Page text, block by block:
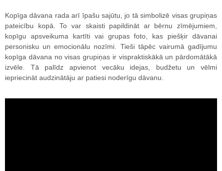
Kopīga dāvana rada arī īpašu sajūtu, jo tā simbolizē visas grupiņas
pateicību kopā. To var skaisti papildināt ar bērnu zīmējumiem,
kopīgu apsveikuma kartīti vai grupas foto, kas piešķir dāvanai
personisku un emocionālu nozīmi. Tieši tāpēc vairumā gadījumu
kopīga dāvana no visas grupiņas ir vispraktiskākā un pārdomātākā
izvēle. Tā palīdz apvienot vecāku idejas, budžetu un vēlmi
iepriecināt audzinātāju ar patiesi noderīgu dāvanu.